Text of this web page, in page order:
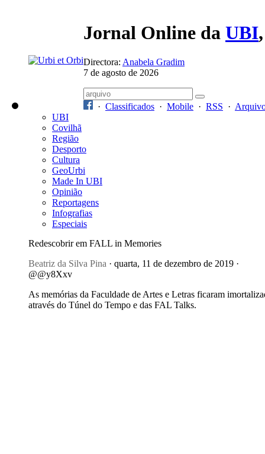
Jornal Online da UBI
Directora: Anabela Gradim
7 de agosto de 2026
· Classificados · Mobile · RSS ·
UBI
Covilhã
Região
Desporto
Cultura
GeoUrbi
Made In UBI
Opinião
Reportagens
Infografias
Especiais
Redescobrir em FALL in Memories
Beatriz da Silva Pina · quarta, 11 de dezembro de 2019 ·
@@y8Xxv
As memórias da Faculdade de Artes e Letras ficaram
através do Túnel do Tempo e das FAL Talks.